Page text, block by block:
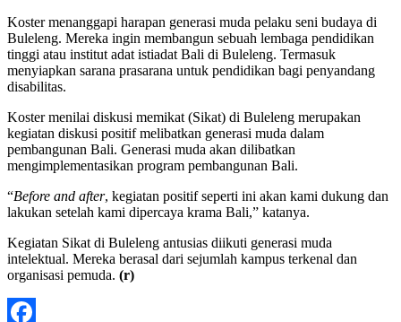
Koster menanggapi harapan generasi muda pelaku seni budaya di
Buleleng. Mereka ingin membangun sebuah lembaga pendidikan
tinggi atau institut adat istiadat Bali di Buleleng. Termasuk
menyiapkan sarana prasarana untuk pendidikan bagi penyandang
disabilitas.
Koster menilai diskusi memikat (Sikat) di Buleleng merupakan
kegiatan diskusi positif melibatkan generasi muda dalam
pembangunan Bali. Generasi muda akan dilibatkan
mengimplementasikan program pembangunan Bali.
“Before and after, kegiatan positif seperti ini akan kami dukung dan
lakukan setelah kami dipercaya krama Bali,” katanya.
Kegiatan Sikat di Buleleng antusias diikuti generasi muda
intelektual. Mereka berasal dari sejumlah kampus terkenal dan
organisasi pemuda. (r)